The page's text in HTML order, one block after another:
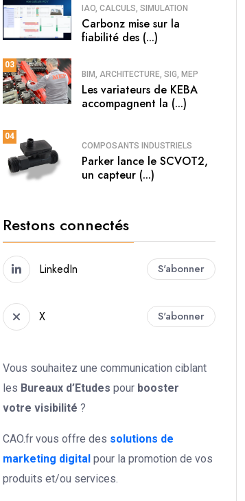
IAO, CALCULS, SIMULATION
Carbonz mise sur la
fiabilité des (...)
03
BIM, ARCHITECTURE, SIG, MEP
Les variateurs de KEBA
accompagnent la (...)
04
COMPOSANTS INDUSTRIELS
Parker lance le SCVOT2,
un capteur (...)
Restons connectés
LinkedIn S'abonner
X S'abonner
Vous souhaitez une communication ciblant
les Bureaux d’Etudes pour booster
votre visibilité ?
CAO.fr vous offre des solutions de
marketing digital pour la promotion de vos
produits et/ou services.